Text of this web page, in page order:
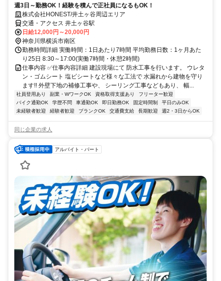
週3日～勤務OK！経験を積んで正社員になるもOK！
株式会社HONEST/井土ヶ谷周辺エリア
交通・アクセス 井土ヶ谷駅
日給12,000円～20,000円
神奈川県横浜市南区
勤務時間詳細 実働時間：1日あたり7時間 平均勤務日数：1ヶ月あた
り25日 8:30～17:00(実働7時間・休憩2時間)
仕事内容 ✅仕事内容詳細 建設現場にて 防水工事を行います。 ウレタ
ン・ゴムシート 塩ビシートなど様々な工法で 水漏れから建物を守り
ます!! 外壁下地の補修工事や、 シーリング工事などもあり、 幅...
社員登用あり 副業・WワークOK 資格取得支援あり
フリーター歓迎
バイク通勤OK
学歴不問 車通勤OK 即日勤務OK 固定時間制
平日のみOK
未経験者歓迎
経験者歓迎 ブランクOK 交通費支給 長期歓迎 週2・3日からOK
同じ企業の求人
アルバイト・パート